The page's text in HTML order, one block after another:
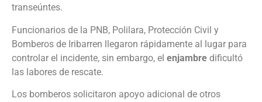
transeúntes.
Funcionarios de la PNB, Polilara, Protección Civil y
Bomberos de Iribarren llegaron rápidamente al lugar para
controlar el incidente, sin embargo, el enjambre dificultó
las labores de rescate.
Los bomberos solicitaron apoyo adicional de otros